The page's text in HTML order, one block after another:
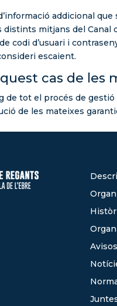
addicional
distints mitjans del Canal
codi d’usuari i
escaient.
cas de les
de tot el procés de
de les mateixes
Avisos